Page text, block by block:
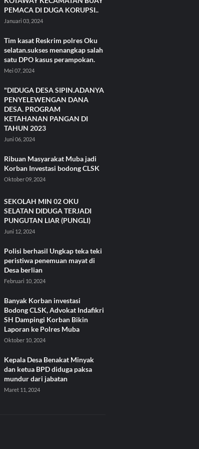
PEMACA DI DUGA KORUPSI..
Januari 03, 2024
Tim kasat Reskrim polres Oku
selatan.sukses menangkap salah
satu DPO kasus perampokan.
Mei 07, 2024
"DIDUGA DESA SIPIN.ADANYA
PENYELEWENGAN DANA
DESA. PROGRAM
KETAHANAN PANGAN DI
TAHUN 2023
Juni 06, 2024
Ribuan Masyarakat Muba jadi
Korban Investasi bodong CLSK
Oktober 09, 2024
SEKOLAH MIN 02 OKU
SELATAN DIDUGA TERJADI
PUNGUTAN LIAR (PUNGLI)
Juni 12, 2024
Polisi berhasil Ungkap teka teki
peristiwa penemuan mayat di
Desa berlian
Februari 10, 2024
Banyak Korban investasi
Bodong CLSK, Advokat Indafikri
SH Dampingi Korban Bikin
Laporan ke Polres Muba
Oktober 10, 2024
Kepala Desa Benakat Minyak
dan ketua BPD diduga paksa
mundur dari jabatan
Maret 11, 2024